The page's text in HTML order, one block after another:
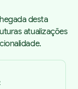
desta
atualizações